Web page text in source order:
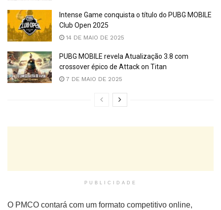
Intense Game conquista o título do PUBG MOBILE
Club Open 2025
14 DE MAIO DE 2025
PUBG MOBILE revela Atualização 3.8 com
crossover épico de Attack on Titan
7 DE MAIO DE 2025
PUBLICIDADE
O PMCO contará com um formato competitivo online,